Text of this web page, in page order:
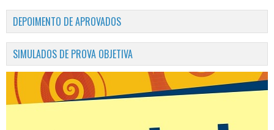
DEPOIMENTO DE APROVADOS
SIMULADOS DE PROVA OBJETIVA